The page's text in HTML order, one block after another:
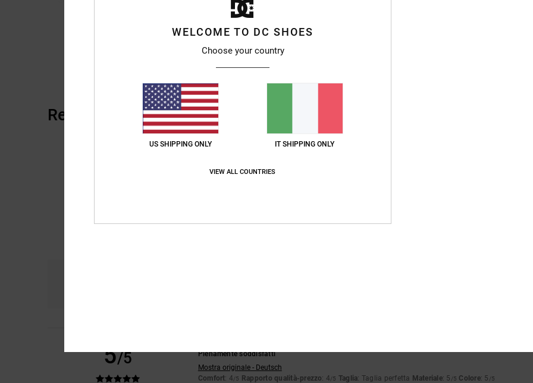
Recensioni dei clienti
5/5
Pienamente soddisfatti
Mostra originale - Deutsch
Comfort: 4/5 Rapporto qualità-prezzo: 4/5 Taglia: Taglia perfetta Materiale: 5 /5 Colore: 5 /5
WELCOME TO DC SHOES
Choose your country
US SHIPPING ONLY IT SHIPPING ONLY
VIEW ALL COUNTRIES